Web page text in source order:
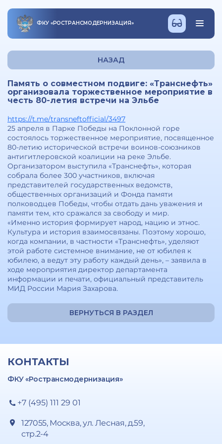
ФКУ «РОСТРАНСМОДЕРНИЗАЦИЯ»
НАЗАД
Память о совместном подвиге: «Транснефть»
организовала торжественное мероприятие в
честь 80-летия встречи на Эльбе
https://t.me/transneftofficial/3497
25 апреля в Парке Победы на Поклонной горе
состоялось торжественное мероприятие, посвященное
80-летию исторической встречи воинов-союзников
антигитлеровской коалиции на реке Эльбе.
Организатором выступила «Транснефть», которая
собрала более 300 участников, включая
представителей государственных ведомств,
общественных организаций и Фонда памяти
полководцев Победы, чтобы отдать дань уважения и
памяти тем, кто сражался за свободу и мир.
«Именно история формирует народ, нацию и этнос.
Культура и история взаимосвязаны. Поэтому хорошо,
когда компании, в частности «Транснефть», уделяют
этой работе системное внимание, не от юбилея к
юбилею, а ведут эту работу каждый день», – заявила в
ходе мероприятия директор департамента
информации и печати, официальный представитель
МИД России Мария Захарова.
ВЕРНУТЬСЯ В РАЗДЕЛ
КОНТАКТЫ
ФКУ «Ространсмодернизация»
+7 (495) 111 29 01
127055, Москва, ул. Лесная, д.59,
стр.2-4